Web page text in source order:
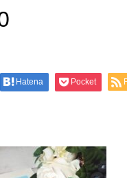
Hatena Pocket